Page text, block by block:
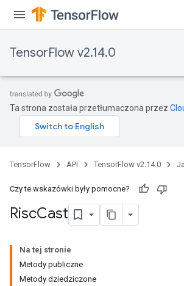
TensorFlow v2.14.0
Ta strona została przetłumaczona przez
TensorFlow API TensorFlow v2.14.0
Czy te wskazówki były pomocne?
RiscCast
Na tej stronie
Metody publiczne
Metody dziedziczone